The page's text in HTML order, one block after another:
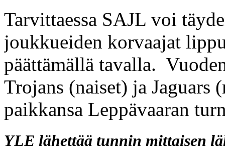
Tarvittaessa SAJL voi
joukkueiden korvaajat
päättämällä tavalla.
Trojans (naiset) ja Jaguars
paikkansa Leppävaaran
YLE lähettää tunnin mittaisen